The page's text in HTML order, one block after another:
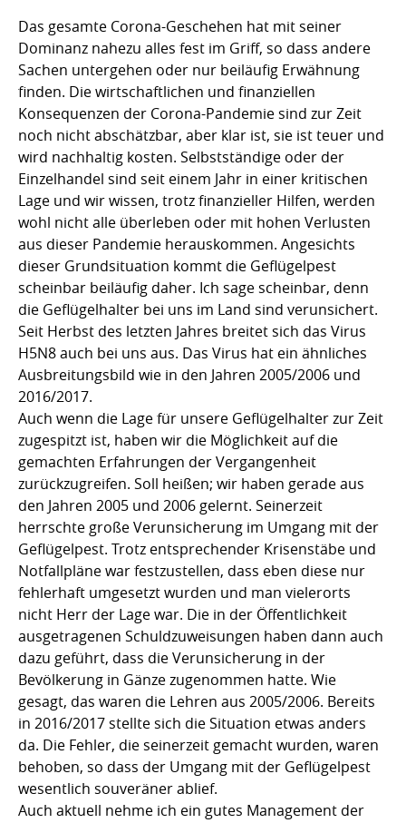
Das gesamte Corona-Geschehen hat mit seiner
Dominanz nahezu alles fest im Griff, so dass andere
Sachen untergehen oder nur beiläufig Erwähnung
finden. Die wirtschaftlichen und finanziellen
Konsequenzen der Corona-Pandemie sind zur Zeit
noch nicht abschätzbar, aber klar ist, sie ist teuer und
wird nachhaltig kosten. Selbstständige oder der
Einzelhandel sind seit einem Jahr in einer kritischen
Lage und wir wissen, trotz finanzieller Hilfen, werden
wohl nicht alle überleben oder mit hohen Verlusten
aus dieser Pandemie herauskommen. Angesichts
dieser Grundsituation kommt die Geflügelpest
scheinbar beiläufig daher. Ich sage scheinbar, denn
die Geflügelhalter bei uns im Land sind verunsichert.
Seit Herbst des letzten Jahres breitet sich das Virus
H5N8 auch bei uns aus. Das Virus hat ein ähnliches
Ausbreitungsbild wie in den Jahren 2005/2006 und
2016/2017.
Auch wenn die Lage für unsere Geflügelhalter zur Zeit
zugespitzt ist, haben wir die Möglichkeit auf die
gemachten Erfahrungen der Vergangenheit
zurückzugreifen. Soll heißen; wir haben gerade aus
den Jahren 2005 und 2006 gelernt. Seinerzeit
herrschte große Verunsicherung im Umgang mit der
Geflügelpest. Trotz entsprechender Krisenstäbe und
Notfallpläne war festzustellen, dass eben diese nur
fehlerhaft umgesetzt wurden und man vielerorts
nicht Herr der Lage war. Die in der Öffentlichkeit
ausgetragenen Schuldzuweisungen haben dann auch
dazu geführt, dass die Verunsicherung in der
Bevölkerung in Gänze zugenommen hatte. Wie
gesagt, das waren die Lehren aus 2005/2006. Bereits
in 2016/2017 stellte sich die Situation etwas anders
da. Die Fehler, die seinerzeit gemacht wurden, waren
behoben, so dass der Umgang mit der Geflügelpest
wesentlich souveräner ablief.
Auch aktuell nehme ich ein gutes Management der